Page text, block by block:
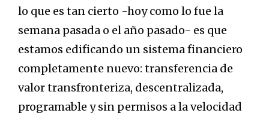
lo que es tan cierto -hoy como lo fue la
semana pasada o el año pasado- es que
estamos edificando un sistema financiero
completamente nuevo: transferencia de
valor transfronteriza, descentralizada,
programable y sin permisos a la velocidad